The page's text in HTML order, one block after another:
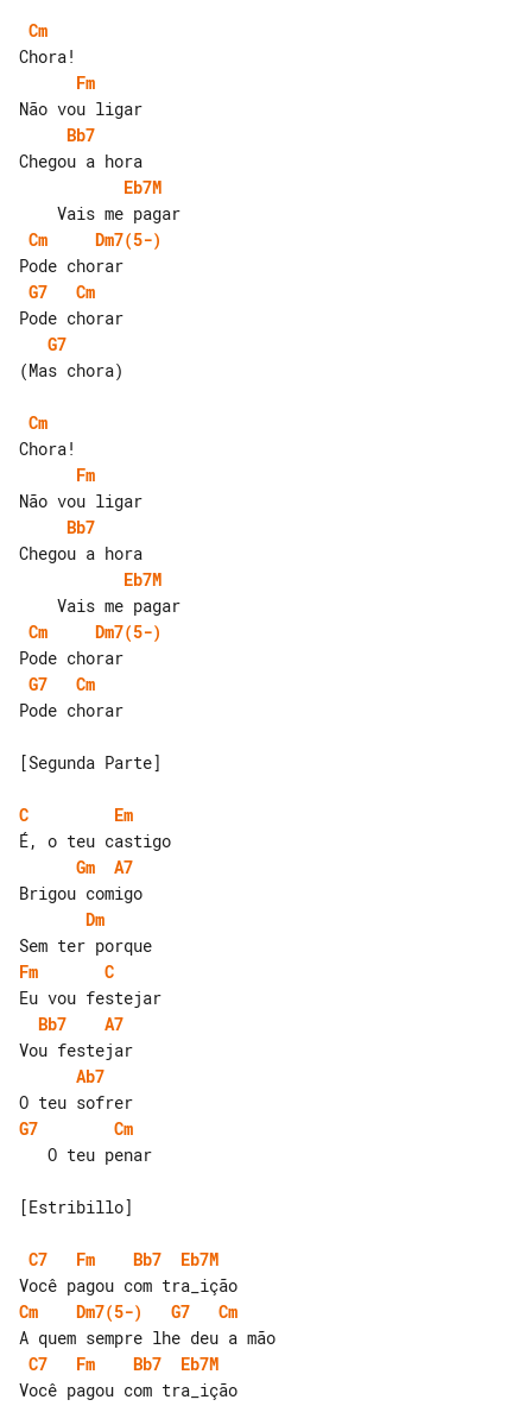
Cm
Fm
Bb7
Eb7M
Cm
Dm7(5-)
G7
Cm
G7
(Mas chora)
Cm
Fm
Bb7
Eb7M
Cm
Dm7(5-)
G7
Cm
Pode chorar
[Segunda Parte]
C
Em
Gm
A7
Dm
Fm
C
Bb7
A7
Ab7
G7
Cm
[Estribillo]
C7 Fm Bb7
Eb7M
Cm
Dm7(5-) G7
Cm
C7
Fm Bb7
Eb7M